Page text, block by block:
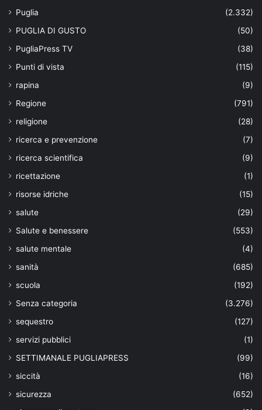
Puglia
(2.332)
PUGLIA DI GUSTO
(50)
PugliaPress TV
(38)
Punti di vista
(115)
rapina
(9)
Regione
(791)
religione
(28)
ricerca e prevenzione
(7)
ricerca scientifica
(9)
ricettazione
(1)
risorse idriche
(15)
salute
(29)
Salute e benessere
(553)
salute mentale
(4)
sanità
(685)
scuola
(192)
Senza categoria
(3.276)
sequestro
(127)
servizi pubblici
(1)
SETTIMANALE PUGLIAPRESS
(99)
siccità
(16)
sicurezza
(652)